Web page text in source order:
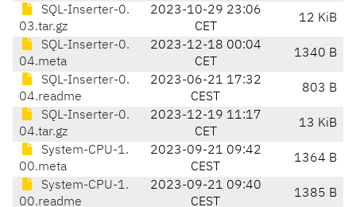
SQL-Inserter-0.
03.tar.gz
2023-10-29 23:06
CET
12 KiB
SQL-Inserter-0.
04.meta
2023-12-18 00:04
CET
1340 B
SQL-Inserter-0.
04.readme
2023-06-21 17:32
CEST
803 B
SQL-Inserter-0.
04.tar.gz
2023-12-19 11:17
CET
13 KiB
System-CPU-1.
00.meta
2023-09-21 09:42
CEST
1364 B
System-CPU-1.
00.readme
2023-09-21 09:40
CEST
1385 B